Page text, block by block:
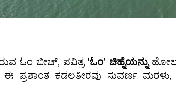
ಓಂ ಬೀಚ್, ಪವಿತ್ರ ‘ಓಂ’ ಚಿಹ್ನೆಯನ್ನು
ಈ ಪ್ರಶಾಂತ ಕಡಲತೀರವು ಸುವರ್ಣ